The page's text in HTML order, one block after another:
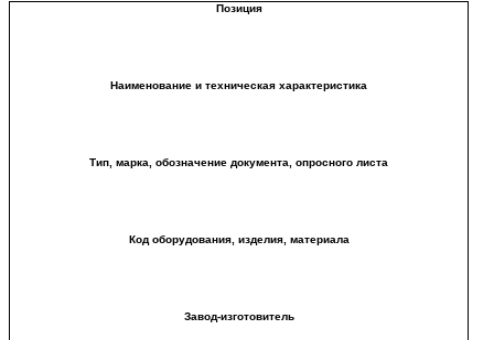
Позиция
Наименование и техническая характеристика
Тип, марка, обозначение документа, опросного листа
Код оборудования, изделия, материала
Завод-изготовитель